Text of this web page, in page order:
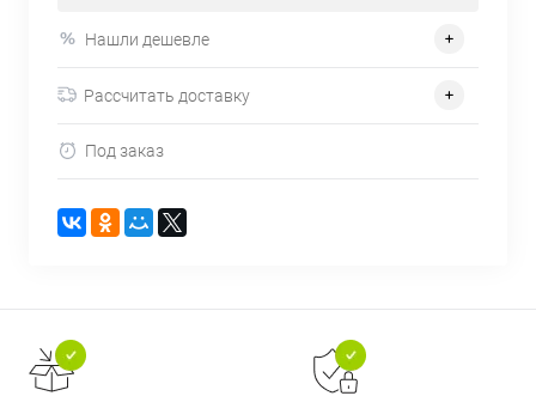
Нашли дешевле
Рассчитать доставку
Под заказ